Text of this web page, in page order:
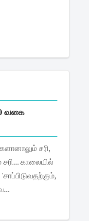
வகை
சரி,
காலையில்